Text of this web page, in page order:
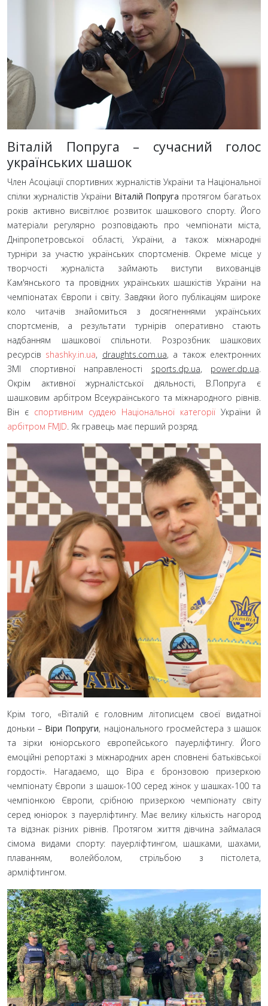
Віталій Попруга – сучасний голос
українських шашок
Член Асоціації спортивних журналістів України та Національної
спілки журналістів України Віталій Попруга протягом багатьох
років активно висвітлює розвиток шашкового спорту. Його
матеріали регулярно розповідають про чемпіонати міста,
Дніпропетровської області, України, а також міжнародні
турніри за участю українських спортсменів. Окреме місце у
творчості журналіста займають виступи вихованців
Кам'янського та провідних українських шашкістів України на
чемпіонатах Європи і світу. Завдяки його публікаціям широке
коло читачів знайомиться з досягненнями українських
спортсменів, а результати турнірів оперативно стають
надбанням шашкової спільноти. Розрозбник шашкових
ресурсів shashky.in.ua, draughts.com.ua, а також електронних
ЗМІ спортивної направленості sports.dp.ua, power.dp.ua.
Окрім активної журналістської діяльності, В.Попруга є
шашковим арбітром Всеукраїнського та міжнародного рівнів.
Він є спортивним суддею Національної категоріїУкраїни й
арбітром FMJD. Як гравець має перший розряд.
Крім того, «Віталій є головним літописцем своєї видатної
доньки – Віри Попруги, національного гросмейстера з шашок
та зірки юніорського європейського пауерліфтингу. Його
емоційні репортажі з міжнародних арен сповнені батьківської
гордості». Нагадаємо, що Віра є бронзовою призеркою
чемпіонату Європи з шашок-100 серед жінок у шашках-100 та
чемпіонкою Європи, срібною призеркою чемпіонату світу
серед юніорок з пауерліфтингу. Має велику кількість нагород
та відзнак різних рівнів. Протягом життя дівчина займалася
сімома видами спорту: пауерліфтингом, шашками, шахами,
плаванням, волейболом, стрільбою з пістолета,
армліфтингом.